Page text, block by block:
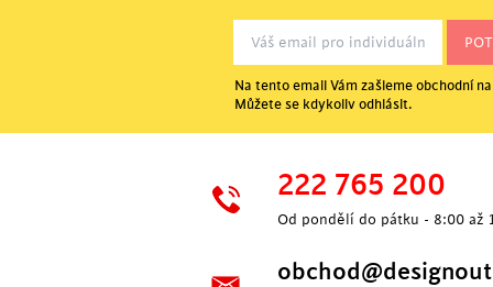
Na tento email Vám zašleme obchodní
Můžete se kdykoliv odhlásit.
222 765 200
Od pondělí do pátku - 8:00 až